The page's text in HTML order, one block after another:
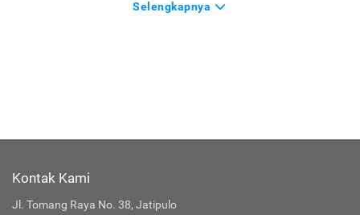
Selengkapnya
Kontak Kami
Jl. Tomang Raya No. 38, Jatipulo